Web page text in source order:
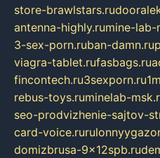
store-brawlstars.ru
antenna-highly.rumine-lab-
3-sex-porn.ruban-damn.ru
viagra-tablet.rufasbags.ru
fincontech.ru3sexporn.ru
rebus-toys.ruminelab-
seo-prodvizhenie-sajtov-
card-voice.ru
domizbrusa-9x12spb.ru